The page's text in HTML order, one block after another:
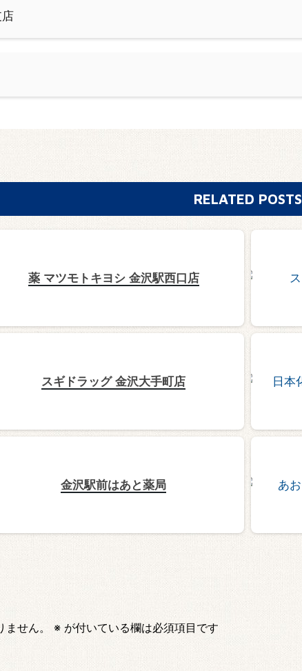
RELATED POSTS
薬 マツモトキヨシ 金沢駅西口店
スギドラッグ 金沢大手町店
金沢駅前はあと薬局
せん。 ※ が付いている欄は必須項目です